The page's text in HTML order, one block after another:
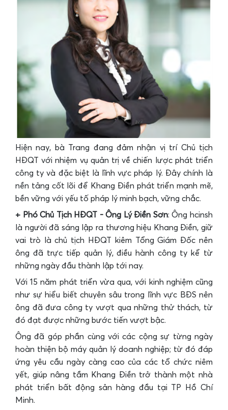
Hiện nay, bà Trang đang đảm nhận vị trí Chủ tịch
HĐQT với nhiệm vụ quản trị về chiến lược phát triển
công ty và đặc biệt là lĩnh vực pháp lý. Đây chính là
nền tảng cốt lõi để Khang Điền phát triển mạnh mẽ,
bền vững với yếu tố pháp lý minh bạch, vững chắc.
+ Phó Chủ Tịch HĐQT - Ông Lý Điền Sơn: Ông hcinsh
là người đã sáng lập ra thương hiệu Khang Điền, giữ
vai trò là chủ tịch HĐQT kiêm Tổng Giám Đốc nên
ông đã trực tiếp quản lý, điều hành công ty kể từ
những ngày đầu thành lập tới nay.
Với 15 năm phát triển vừa qua, với kinh nghiệm cũng
như sự hiểu biết chuyên sâu trong lĩnh vực BĐS nên
ông đã đưa công ty vượt qua những thử thách, từ
đó đạt được những bước tiến vượt bậc.
Ông đã góp phần cùng với các cộng sự từng ngày
hoàn thiện bộ máy quản lý doanh nghiệp; từ đó đáp
ứng yêu cầu ngày càng cao của các tổ chức niêm
yết, giúp nâng tầm Khang Điền trở thành một nhà
phát triển bất động sản hàng đầu tại TP Hồ Chí
Minh.